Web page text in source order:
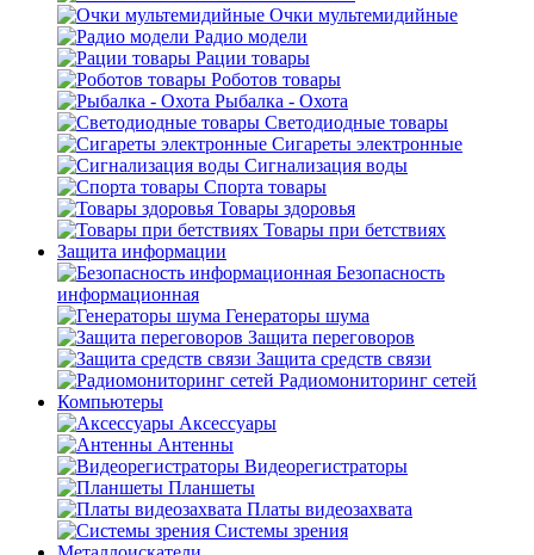
Очки мультемидийные
Радио модели
Рации товары
Роботов товары
Рыбалка - Охота
Светодиодные товары
Сигареты электронные
Сигнализация воды
Спорта товары
Товары здоровья
Товары при бетствиях
Защита информации
Безопасность
информационная
Генераторы шума
Защита переговоров
Защита средств связи
Радиомониторинг сетей
Компьютеры
Аксессуары
Антенны
Видеорегистраторы
Планшеты
Платы видеозахвата
Системы зрения